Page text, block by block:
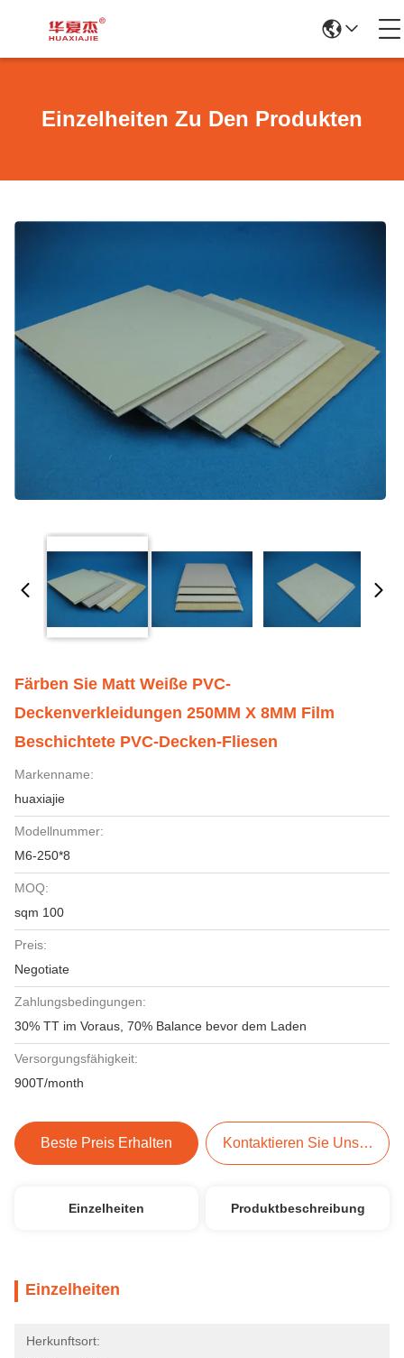
Einzelheiten Zu Den Produkten
Färben Sie Matt Weiße PVC-
Deckenverkleidungen 250MM X 8MM Film
Beschichtete PVC-Decken-Fliesen
Markenname:
huaxiajie
Modellnummer:
M6-250*8
MOQ:
sqm 100
Preis:
Negotiate
Zahlungsbedingungen:
30% TT im Voraus, 70% Balance bevor dem Laden
Versorgungsfähigkeit:
900T/month
Beste Preis Erhalten Kontaktieren Sie Uns Jetzt
Einzelheiten Produktbeschreibung
Einzelheiten
Herkunftsort: